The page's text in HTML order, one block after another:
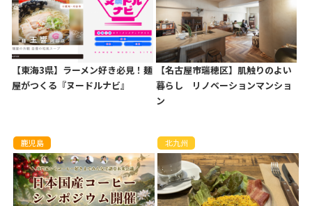
【東海3県】ラーメン好き必見！麺
屋がつくる『ヌードルナビ』
【名古屋市瑞穂区】肌触りのよい
暮らし リノベーションマンショ
ン
鹿児島 北九州